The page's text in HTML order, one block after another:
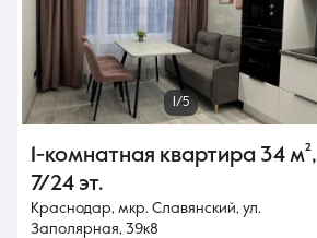
1/5
1-комнатная квартира 34 м²,
7/24 эт.
Краснодар, мкр. Славянский, ул.
Заполярная, 39к8